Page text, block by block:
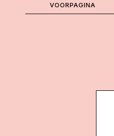
VOORPAGINA